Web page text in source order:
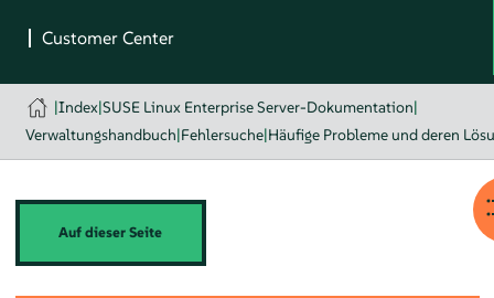
|Index|SUSE Linux Enterprise Server-Dokumentation|
Verwaltungshandbuch|Fehlersuche|Häufige Probleme und deren
Auf dieser Seite